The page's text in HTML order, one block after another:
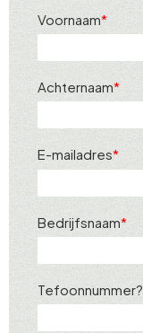
Voornaam
Achternaam
E-mailadres
Bedrijfsnaam
Tefoonnummer?